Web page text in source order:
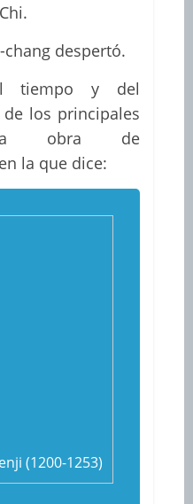
despertó.
tiempo y del
los principales
obra de
la que dice:
(1200-1253)